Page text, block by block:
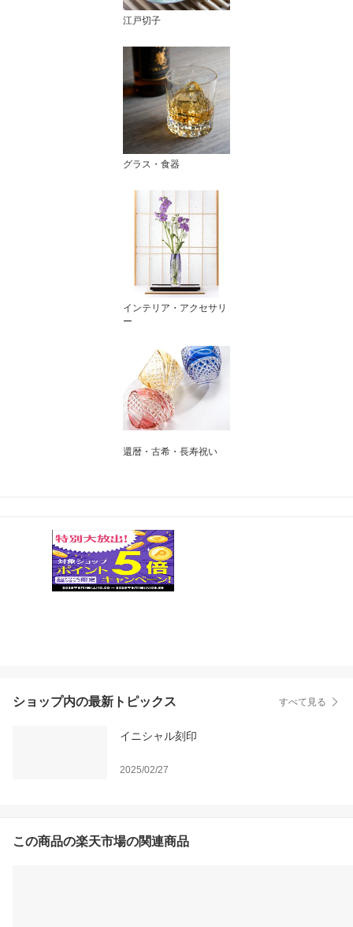
江戸切子
グラス・食器
インテリア・アクセサリ
ー
還暦・古希・長寿祝い
ショップ内の最新トピックス すべて見る
イニシャル刻印
2025/02/27
この商品の楽天市場の関連商品